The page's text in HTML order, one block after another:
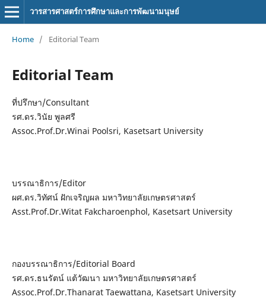
วารสารศาสตร์การศึกษาและการพัฒนามนุษย์
Home / Editorial Team
Editorial Team
ที่ปรึกษา/Consultant
รศ.ดร.วินัย พูลศรี
Assoc.Prof.Dr.Winai Poolsri, Kasetsart University
บรรณาธิการ/Editor
ผศ.ดร.วิทัศน์ ฝักเจริญผล มหาวิทยาลัยเกษตรศาสตร์
Asst.Prof.Dr.Witat Fakcharoenphol, Kasetsart University
กองบรรณาธิการ/Editorial Board
รศ.ดร.ธนรัตน์ แต้วัฒนา มหาวิทยาลัยเกษตรศาสตร์
Assoc.Prof.Dr.Thanarat Taewattana, Kasetsart University